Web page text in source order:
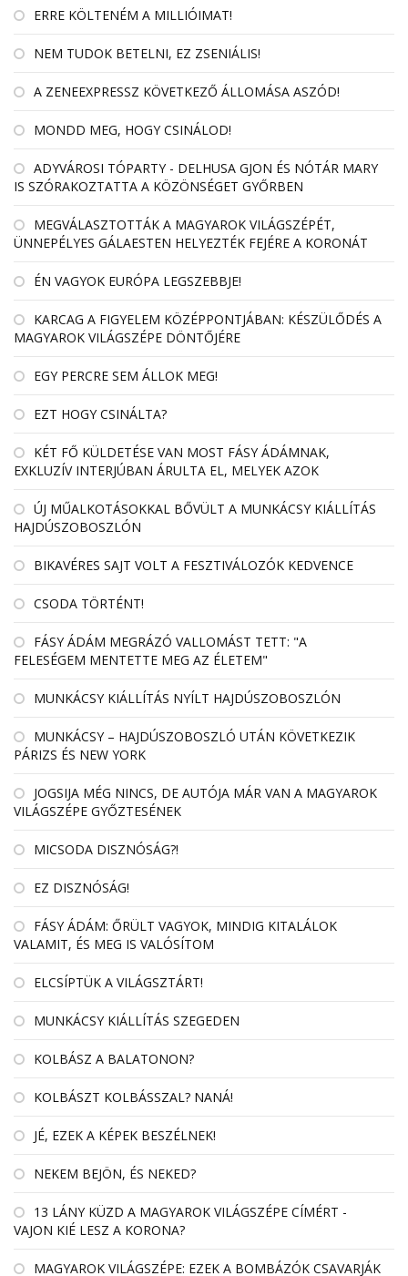
ERRE KÖLTENÉM A MILLIÓIMAT!
NEM TUDOK BETELNI, EZ ZSENIÁLIS!
A ZENEEXPRESSZ KÖVETKEZŐ ÁLLOMÁSA ASZÓD!
MONDD MEG, HOGY CSINÁLOD!
ADYVÁROSI TÓPARTY - DELHUSA GJON ÉS NÓTÁR MARY
IS SZÓRAKOZTATTA A KÖZÖNSÉGET GYŐRBEN
MEGVÁLASZTOTTÁK A MAGYAROK VILÁGSZÉPÉT,
ÜNNEPÉLYES GÁLAESTEN HELYEZTÉK FEJÉRE A KORONÁT
ÉN VAGYOK EURÓPA LEGSZEBBJE!
KARCAG A FIGYELEM KÖZÉPPONTJÁBAN: KÉSZÜLŐDÉS A
MAGYAROK VILÁGSZÉPE DÖNTŐJÉRE
EGY PERCRE SEM ÁLLOK MEG!
EZT HOGY CSINÁLTA?
KÉT FŐ KÜLDETÉSE VAN MOST FÁSY ÁDÁMNAK,
EXKLUZÍV INTERJÚBAN ÁRULTA EL, MELYEK AZOK
ÚJ MŰALKOTÁSOKKAL BŐVÜLT A MUNKÁCSY KIÁLLÍTÁS
HAJDÚSZOBOSZLÓN
BIKAVÉRES SAJT VOLT A FESZTIVÁLOZÓK KEDVENCE
CSODA TÖRTÉNT!
FÁSY ÁDÁM MEGRÁZÓ VALLOMÁST TETT: "A
FELESÉGEM MENTETTE MEG AZ ÉLETEM"
MUNKÁCSY KIÁLLÍTÁS NYÍLT HAJDÚSZOBOSZLÓN
MUNKÁCSY – HAJDÚSZOBOSZLÓ UTÁN KÖVETKEZIK
PÁRIZS ÉS NEW YORK
JOGSIJA MÉG NINCS, DE AUTÓJA MÁR VAN A MAGYAROK
VILÁGSZÉPE GYŐZTESÉNEK
MICSODA DISZNÓSÁG?!
EZ DISZNÓSÁG!
FÁSY ÁDÁM: ŐRÜLT VAGYOK, MINDIG KITALÁLOK
VALAMIT, ÉS MEG IS VALÓSÍTOM
ELCSÍPTÜK A VILÁGSZTÁRT!
MUNKÁCSY KIÁLLÍTÁS SZEGEDEN
KOLBÁSZ A BALATONON?
KOLBÁSZT KOLBÁSSZAL? NANÁ!
JÉ, EZEK A KÉPEK BESZÉLNEK!
NEKEM BEJÖN, ÉS NEKED?
13 LÁNY KÜZD A MAGYAROK VILÁGSZÉPE CÍMÉRT -
VAJON KIÉ LESZ A KORONA?
MAGYAROK VILÁGSZÉPE: EZEK A BOMBÁZÓK CSAVARJÁK